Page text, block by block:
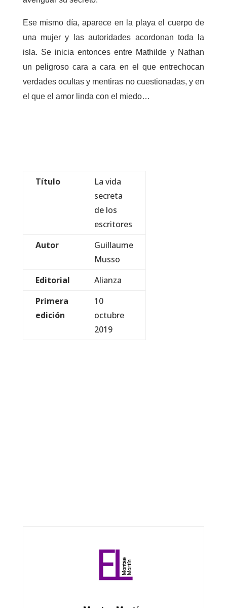
Ese mismo día, aparece en la playa el cuerpo de
una mujer y las autoridades acordonan toda la
isla. Se inicia entonces entre Mathilde y Nathan
un peligroso cara a cara en el que entrechocan
verdades ocultas y mentiras no cuestionadas, y en
el que el amor linda con el miedo…
Título
La vida
secreta
de los
escritores
Autor
Guillaume
Musso
Editorial
Alianza
Primera
edición
10
octubre
2019